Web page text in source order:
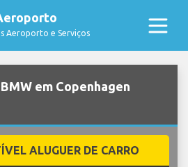
Aeroporto e Serviços
em Copenhagen
ALUGUER DE CARRO